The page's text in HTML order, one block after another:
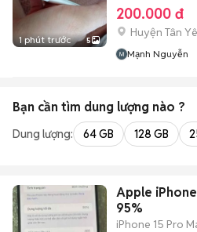
1 phút trước 5
200.000 đ
Huyện Tân
Mạnh Nguyễn
Bạn cần tìm dung lượng nào ?
Dung lượng: 64 GB 128 GB
Apple
95%
iPhone 15 Pro